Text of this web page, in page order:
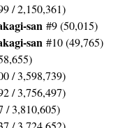
/ 2,150,361)
san #9 (50,015)
san #10 (49,765)
/ 3,598,739)
/ 3,756,497)
/ 3,810,605)